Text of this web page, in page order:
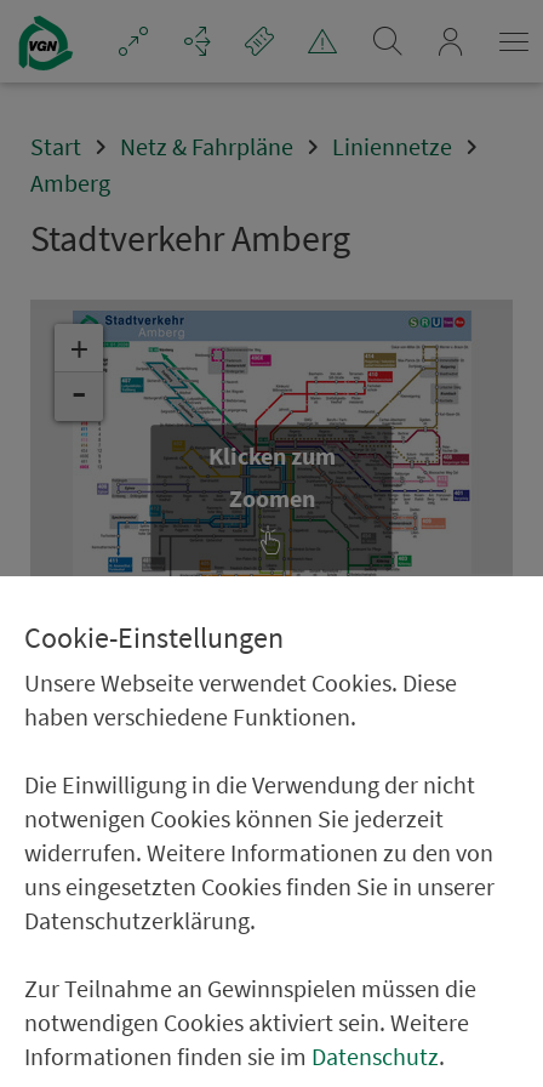
Navigation überspringen
Start Netz & Fahrpläne
Liniennetze
Amberg
Stadt­ver­kehr Amberg
+
-
Klicken zum
Zoomen
Stadt­ver­kehr Amberg
No­vem­ber 2025
herunterladen (PDF, 216kB)
Ver­kehrs­ver­bund Groß­raum
Nürn­berg
22.000 Qua­drat­ki­lo­me­ter. 130 Ver­kehrs­un­
Ver­bin­dungen
Cookie-Einstellungen
Unsere Webseite verwendet Cookies. Diese
haben verschiedene Funktionen.
Die Einwilligung in die Verwendung der nicht
notwenigen Cookies können Sie jederzeit
widerrufen. Weitere Informationen zu den von
uns eingesetzten Cookies finden Sie in unserer
Datenschutzerklärung.
Zur Teilnahme an Gewinnspielen müssen die
notwendigen Cookies aktiviert sein. Weitere
Informationen finden sie im Datenschutz.